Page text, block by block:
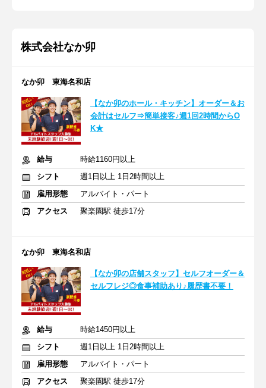
株式会社なか卯
なか卯 東海名和店
【なか卯のホール・キッチン】オーダー＆お
会計はセルフ⇒簡単接客♪週1回2時間からO
K★
給与
時給1160円以上
シフト
週1日以上 1日2時間以上
雇用形態
アルバイト・パート
アクセス
聚楽園駅 徒歩17分
なか卯 東海名和店
【なか卯の店舗スタッフ】セルフオーダー＆
セルフレジ◎食事補助あり♪履歴書不要！
給与
時給1450円以上
シフト
週1日以上 1日2時間以上
雇用形態
アルバイト・パート
アクセス
聚楽園駅 徒歩17分